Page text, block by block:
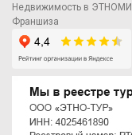
Недвижимость в
Франшиза